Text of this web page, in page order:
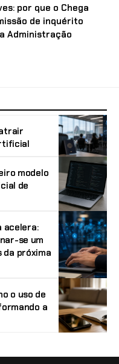
por que o Chega
de inquérito
Administração
modelo
de
acelera:
se um
da próxima
o uso de
a